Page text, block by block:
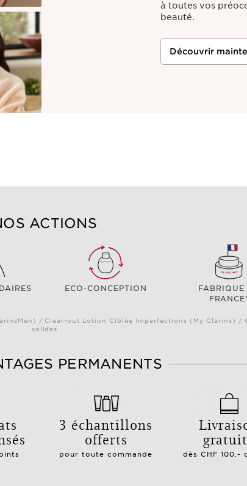
à toutes vos
beauté.
Découvrir
ACTIONS
ECO-CONCEPTION
FABRIQUE
/ Clear-out Lotion Ciblée Imperfections (My Clarins) /
solides
PERMANENTS
3 échantillons
offerts
pour toute commande dès CHF 100.-